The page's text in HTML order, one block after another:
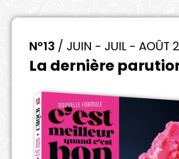
N°13 / JUIN - JUIL - AOÛT
La dernière